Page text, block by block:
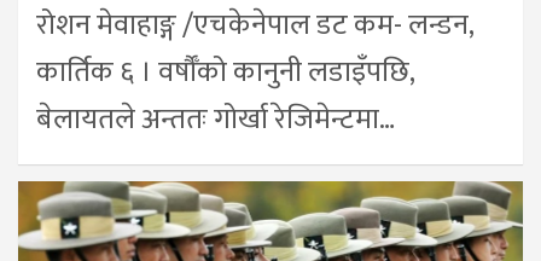
रोशन मेवाहाङ्ग /एचकेनेपाल डट कम- लन्डन,
कार्तिक ६ । वर्षौँको कानुनी लडाइँपछि,
बेलायतले अन्ततः गोर्खा रेजिमेन्टमा…